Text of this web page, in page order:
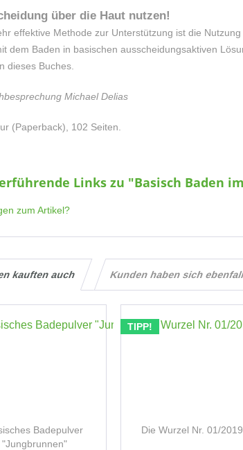
über die Haut nutzen!
effektive Methode zur Unterstützung ist die
dem Baden in basischen ausscheidungsaktiven
dieses Buches.
Michael Delias
(Paperback), 102 Seiten.
Links zu "Basisch Baden
zum Artikel?
kauften auch Kunden haben sich
Badepulver
"Jungbrunnen"
TIPP!
Die Wurzel Nr. 01/2019